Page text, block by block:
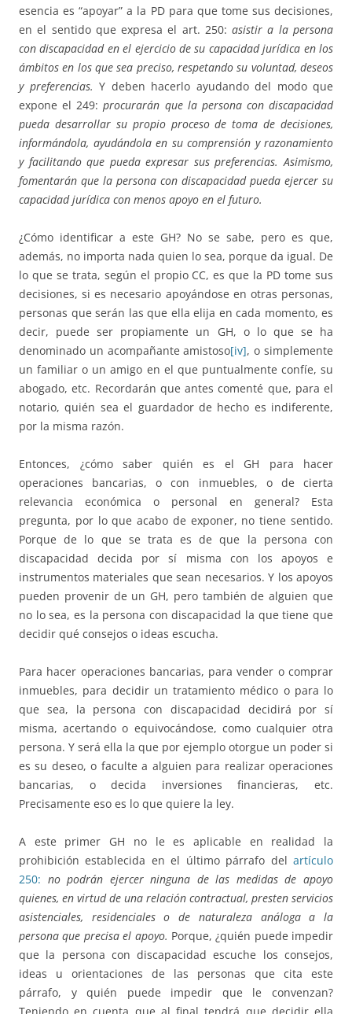
esencia es “apoyar” a la PD para que tome sus decisiones,
en el sentido que expresa el art. 250:asistir a la persona
con discapacidad en el ejercicio de su capacidad jurídica en los
ámbitos en los que sea preciso, respetando su voluntad, deseos
y preferencias. Y deben hacerlo ayudando del modo que
expone el 249:procurarán que la persona con discapacidad
pueda desarrollar su propio proceso de toma de decisiones,
informándola, ayudándola en su comprensión y razonamiento
y facilitando que pueda expresar sus preferencias. Asimismo,
fomentarán que la persona con discapacidad pueda ejercer su
capacidad jurídica con menos apoyo en el futuro.
¿Cómo identificar a este GH? No se sabe, pero es que,
además, no importa nada quien lo sea, porque da igual. De
lo que se trata, según el propio CC, es que la PD tome sus
decisiones, si es necesario apoyándose en otras personas,
personas que serán las que ella elija en cada momento, es
decir, puede ser propiamente un GH, o lo que se ha
denominado un acompañante amistoso[iv], o simplemente
un familiar o un amigo en el que puntualmente confíe, su
abogado, etc. Recordarán que antes comenté que, para el
notario, quién sea el guardador de hecho es indiferente,
por la misma razón.
Entonces, ¿cómo saber quién es el GH para hacer
operaciones bancarias, o con inmuebles, o de cierta
relevancia económica o personal en general? Esta
pregunta, por lo que acabo de exponer, no tiene sentido.
Porque de lo que se trata es de que la persona con
discapacidad decida por sí misma con los apoyos e
instrumentos materiales que sean necesarios. Y los apoyos
pueden provenir de un GH, pero también de alguien que
no lo sea, es la persona con discapacidad la que tiene que
decidir qué consejos o ideas escucha.
Para hacer operaciones bancarias, para vender o comprar
inmuebles, para decidir un tratamiento médico o para lo
que sea, la persona con discapacidad decidirá por sí
misma, acertando o equivocándose, como cualquier otra
persona. Y será ella la que por ejemplo otorgue un poder si
es su deseo, o faculte a alguien para realizar operaciones
bancarias, o decida inversiones financieras, etc.
Precisamente eso es lo que quiere la ley.
A este primer GH no le es aplicable en realidad la
prohibición establecida en el último párrafo del artículo
250: no podrán ejercer ninguna de las medidas de apoyo
quienes, en virtud de una relación contractual, presten servicios
asistenciales, residenciales o de naturaleza análoga a la
persona que precisa el apoyo. Porque, ¿quién puede impedir
que la persona con discapacidad escuche los consejos,
ideas u orientaciones de las personas que cita este
párrafo, y quién puede impedir que le convenzan?